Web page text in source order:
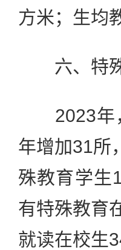
方米；生均
六、特殊
2023年，
年增加31所
殊教育学生
有特殊教育
就读在校生